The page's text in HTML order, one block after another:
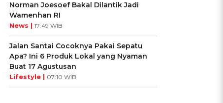
Norman Joesoef Bakal Dilantik Jadi
Wamenhan RI
News | 17:49 WIB
Jalan Santai Cocoknya Pakai Sepatu
Apa? Ini 6 Produk Lokal yang Nyaman
Buat 17 Agustusan
Lifestyle | 07:10 WIB